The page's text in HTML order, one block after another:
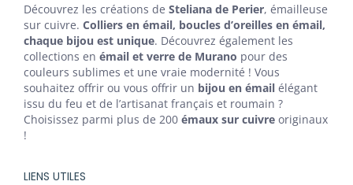
Découvrez les créations de Steliana de Perier, émailleuse
sur cuivre. Colliers en émail, boucles d’oreilles en émail,
chaque bijou est unique. Découvrez également les
collections en émail et verre de Murano pour des
couleurs sublimes et une vraie modernité ! Vous
souhaitez offrir ou vous offrir un bijou en émail élégant
issu du feu et de l’artisanat français et roumain ?
Choisissez parmi plus de 200 émaux sur cuivre originaux
!
LIENS UTILES